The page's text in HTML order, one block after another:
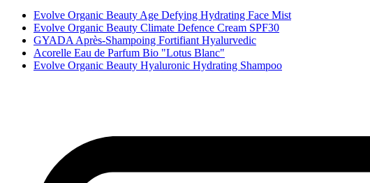
Evolve Organic Beauty Age Defying Hydrating Face Mist
Evolve Organic Beauty Climate Defence Cream SPF30
GYADA Après-Shampoing Fortifiant Hyalurvedic
Acorelle Eau de Parfum Bio "Lotus Blanc"
Evolve Organic Beauty Hyaluronic Hydrating Shampoo